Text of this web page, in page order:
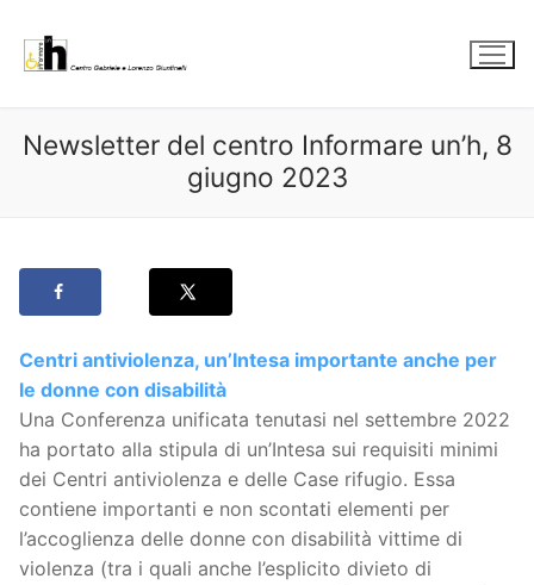
contenuto
Newsletter del centro Informare un’h, 8
giugno 2023
Centri antiviolenza, un’Intesa importante anche per
le donne con disabilità
Una Conferenza unificata tenutasi nel settembre 2022
ha portato alla stipula di un’Intesa sui requisiti minimi
dei Centri antiviolenza e delle Case rifugio. Essa
contiene importanti e non scontati elementi per
l’accoglienza delle donne con disabilità vittime di
violenza (tra i quali anche l’esplicito divieto di